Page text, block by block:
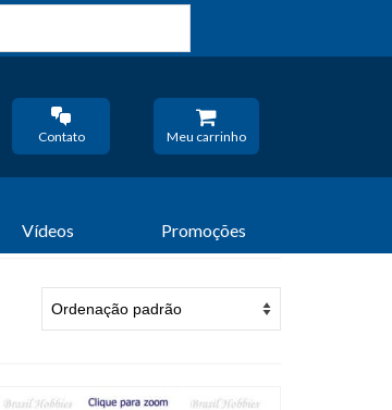
Contato Meu carrinho
Vídeos Promoções